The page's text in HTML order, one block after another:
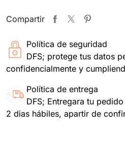
Compartir
Política de seguridad
DFS; protege tus datos
confidencialmente y
Política de entrega
DFS; Entregara tu
2 dias hábiles, apartir de